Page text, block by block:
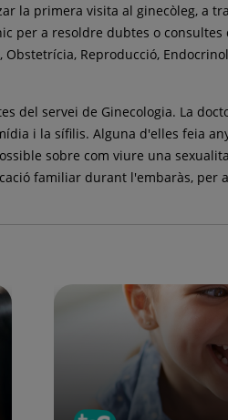
la primera visita al ginecòleg, a
per a resoldre dubtes o
Reproducció,
del servei de Ginecologia. La
i la sífilis. Alguna d'elles feia
sobre com viure una
familiar durant l'embaràs, per